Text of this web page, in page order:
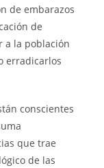
de embarazos
de
a la población
erradicarlos
conscientes
que trae
de las